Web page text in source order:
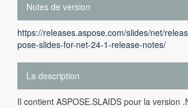
Notes de version
https://releases.aspose.com/slides/net/
pose-slides-for-net-24-1-release-notes/
La description
Il contient ASPOSE.SLAIDS pour la version